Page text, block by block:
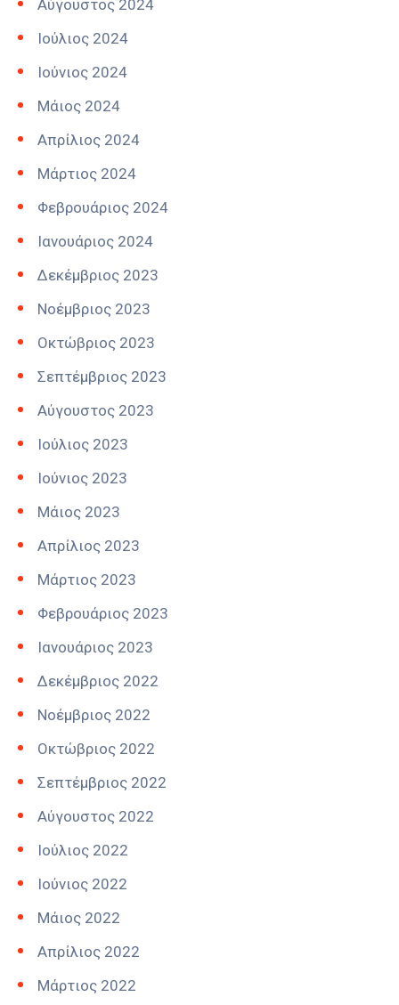
Αύγουστος 2024
Ιούλιος 2024
Ιούνιος 2024
Μάιος 2024
Απρίλιος 2024
Μάρτιος 2024
Φεβρουάριος 2024
Ιανουάριος 2024
Δεκέμβριος 2023
Νοέμβριος 2023
Οκτώβριος 2023
Σεπτέμβριος 2023
Αύγουστος 2023
Ιούλιος 2023
Ιούνιος 2023
Μάιος 2023
Απρίλιος 2023
Μάρτιος 2023
Φεβρουάριος 2023
Ιανουάριος 2023
Δεκέμβριος 2022
Νοέμβριος 2022
Οκτώβριος 2022
Σεπτέμβριος 2022
Αύγουστος 2022
Ιούλιος 2022
Ιούνιος 2022
Μάιος 2022
Απρίλιος 2022
Μάρτιος 2022